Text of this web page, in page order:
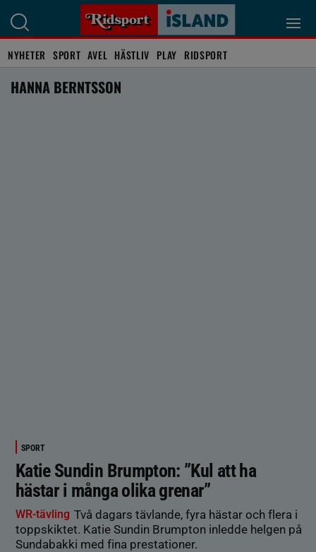
NYHETER SPORT AVEL HÄSTLIV PLAY RIDSPORT
HANNA BERNTSSON
SPORT
Katie Sundin Brumpton: ”Kul att ha
hästar i många olika grenar”
WR-tävling Två dagars tävlande, fyra hästar och flera i
toppskiktet. Katie Sundin Brumpton inledde helgen på
Sundabakki med fina prestationer.